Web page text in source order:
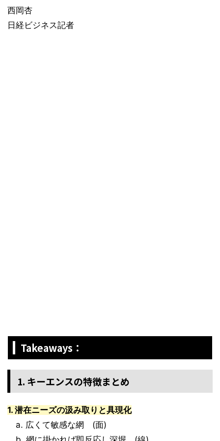
西岡杏
日経ビジネス記者
Takeaways：
1. キーエンスの特徴まとめ
1. 潜在ニーズの汲み取りと具現化
a. 広くて敏感な網 (面)